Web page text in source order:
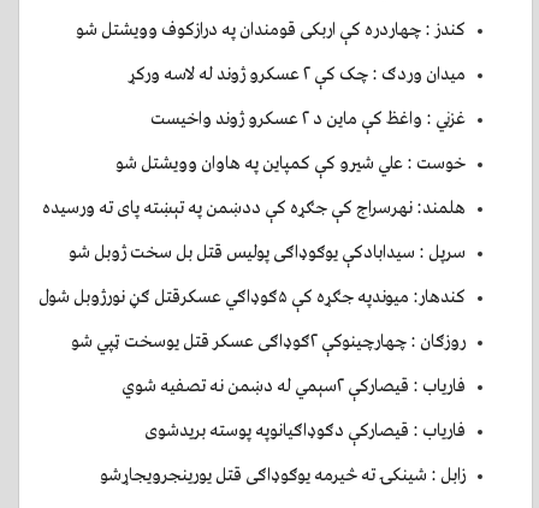
کندز : چهاردره کې اربکی قومندان په درازکوف وويشتل شو
ميدان وردګ : چک کې ۲ عسکرو ژوند له لاسه ورکړ
غزني : واغظ کې ماين د ۲ عسکرو ژوند واخيست
خوست : علي شيرو کې کمپاين په هاوان وويشتل شو
هلمند: نهرسراج کې جګړه کې ددښمن په تېښته پای ته ورسیده
سرپل : سیدابادکې یوګوډاګی پولیس قتل بل سخت ژوبل شو
کندهار: میوندپه جګړه کې ۵ګوډاګي عسکرقتل ګڼ نورژوبل شول
روزګان : چهارچینوکې ۲ګوډاګی عسکر قتل یوسخت ټپي شو
فاریاب : قیصارکې ۲سېمي له دښمن نه تصفیه شوي
فارياب : قيصاركې دګوډاګیانوپه پوسته بریدشوی
زابل : شینکۍ ته څیرمه یوګوډاګی قتل یورینجرویجاړشو